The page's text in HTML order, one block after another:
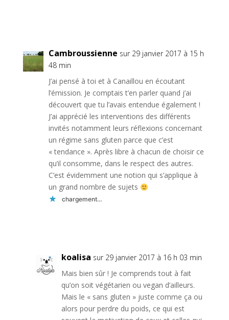
Cambroussienne sur 29 janvier 2017 à 15 h
48 min
J’ai pensé à toi et à Canaillou en écoutant
l’émission. Je comptais t’en parler quand j’ai
découvert que tu l’avais entendue également !
J’ai apprécié les interventions des différents
invités notamment leurs réflexions concernant
un régime sans gluten parce que c’est
« tendance ». Après libre à chacun de choisir ce
qu’il consomme, dans le respect des autres.
C’est évidemment une notion qui s’applique à
un grand nombre de sujets
chargement…
koalisa sur 29 janvier 2017 à 16 h 03 min
Mais bien sûr ! Je comprends tout à fait
qu’on soit végétarien ou vegan d’ailleurs.
Mais le « sans gluten » juste comme ça ou
alors pour perdre du poids, ce qui est